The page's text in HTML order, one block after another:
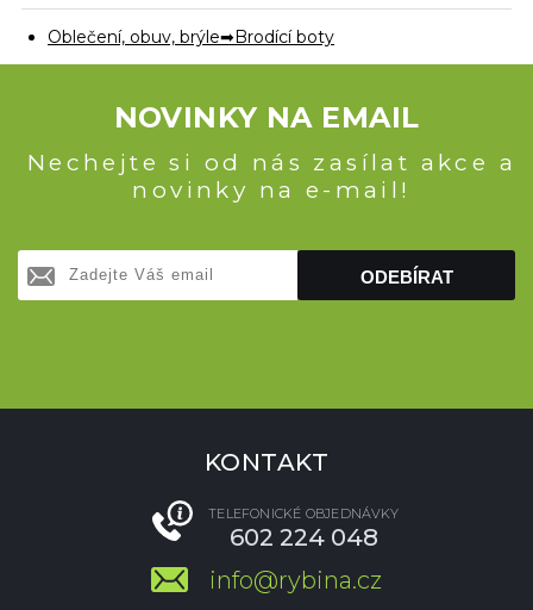
Oblečení, obuv, brýle Brodící boty
NOVINKY NA EMAIL
Nechejte si od nás zasílat akce a
novinky na e-mail!
ODEBÍRAT
KONTAKT
TELEFONICKÉ OBJEDNÁVKY
602 224 048
info@rybina.cz